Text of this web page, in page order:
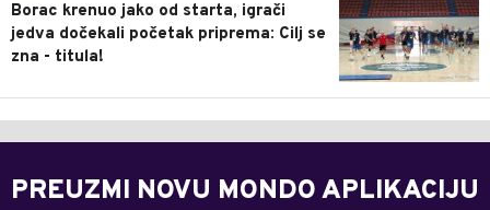
Borac krenuo jako od starta, igrači
jedva dočekali početak priprema: Cilj se
zna - titula!
PREUZMI NOVU MONDO APLIKACIJU